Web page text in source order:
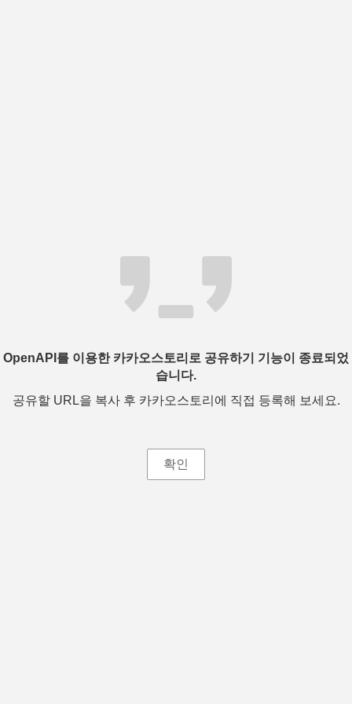
OpenAPI를 이용한 카카오스토리로 공유하기 기능이 종료되었
습니다.
공유할 URL을 복사 후 카카오스토리에 직접 등록해 보세요.
확인